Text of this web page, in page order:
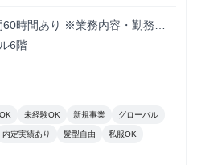
時間あり ※業務内容・勤務状
6階
未経験OK 新規事業 グローバル
内定実績あり 髪型自由 私服OK